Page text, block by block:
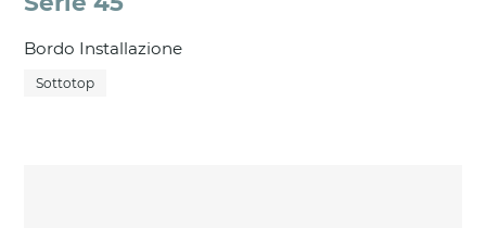
Bordo Installazione
Sottotop